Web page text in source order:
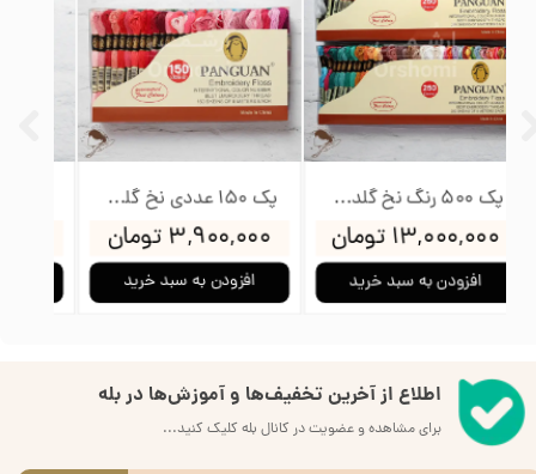
۳,۹۰۰,۰۰۰ تومان
افزودن به سبد خرید
۱۳,۰۰۰,۰۰۰ تومان
افزودن به سبد خرید
اطلاع از آخرین تخفیف‌ها و آموزش‌ها در بله
برای مشاهده و عضویت در کانال بله کلیک کنید...